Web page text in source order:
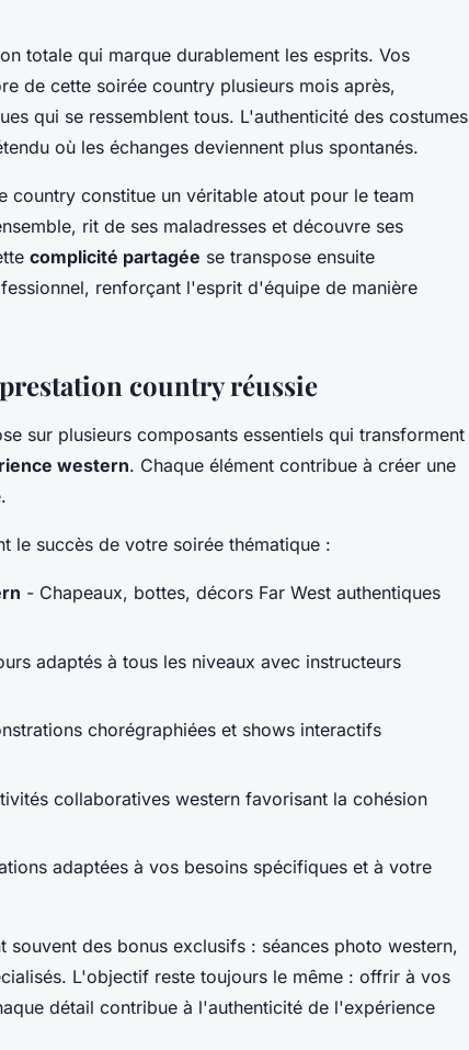
totale qui marque durablement les esprits. Vos
de cette soirée country plusieurs mois après,
qui se ressemblent tous. L'authenticité des costumes
où les échanges deviennent plus spontanés.
country constitue un véritable atout pour le team
rit de ses maladresses et découvre ses
complicité partagée se transpose ensuite
renforçant l'esprit d'équipe de manière
country réussie
sur plusieurs composants essentiels qui transforment
western. Chaque élément contribue à créer une
le succès de votre soirée thématique :
- Chapeaux, bottes, décors Far West authentiques
adaptés à tous les niveaux avec instructeurs
chorégraphiées et shows interactifs
collaboratives western favorisant la cohésion
adaptées à vos besoins spécifiques et à votre
souvent des bonus exclusifs : séances photo western,
L'objectif reste toujours le même : offrir à vos
détail contribue à l'authenticité de l'expérience